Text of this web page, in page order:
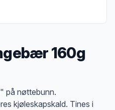
160g
på nøttebunn.
kjøleskapskald. Tines i